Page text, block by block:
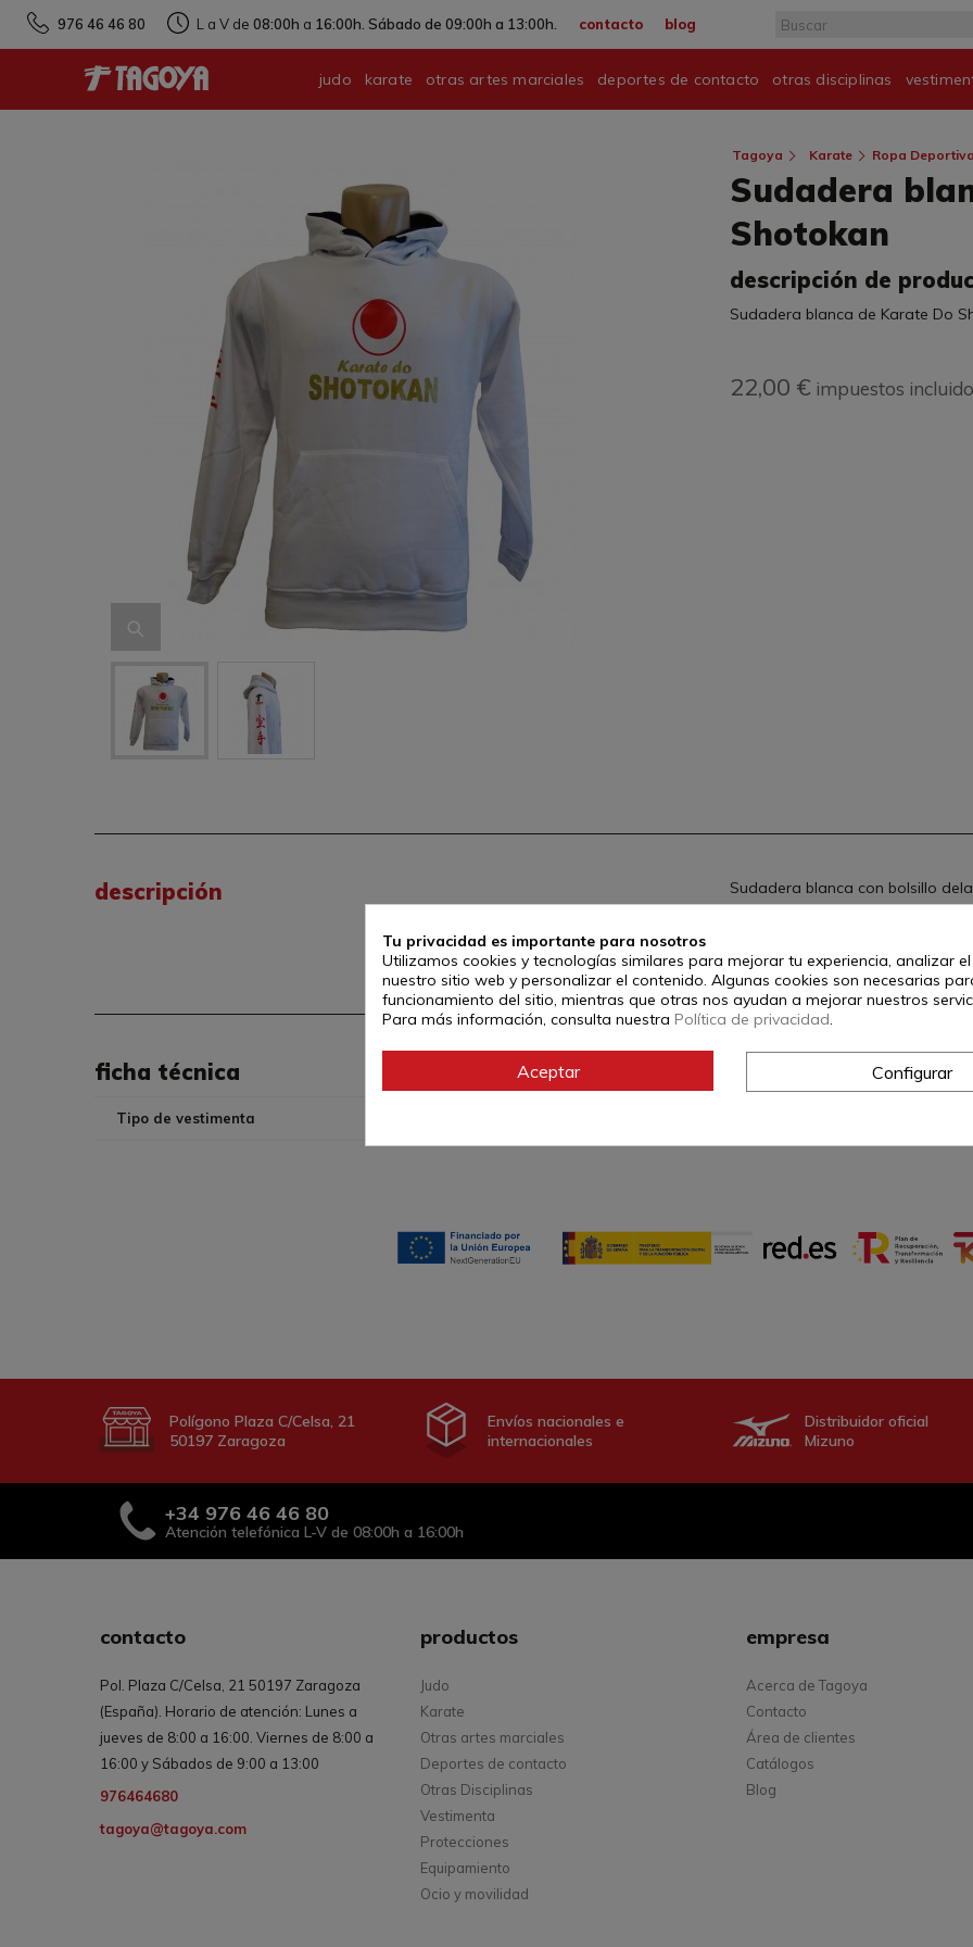
976 46 46 80 L a V de 08:00h a 16:00h. Sábado de 09:00h a 13:00h. contacto blog
judo karate otras artes marciales deportes de contacto otras disciplinas
Tagoya Karate Ropa
Sudadera
Shotokan
descripción de
Sudadera blanca de Karate Do
22,00 € impuestos
descripción
Sudadera blanca con bolsillo
Fabricada en España con felpa
Referencia:
012BKAS
ficha técnica
Tipo de vestimenta
Polígono Plaza C/Celsa, 21
50197 Zaragoza
Envíos nacionales e
internacionales
Distribuidor oficial
Mizuno
+34 976 46 46 80
Atención telefónica L-V de 08:00h a 16:00h
contacto
Pol. Plaza C/Celsa, 21 50197 Zaragoza
(España). Horario de atención: Lunes a
jueves de 8:00 a 16:00. Viernes de 8:00 a
16:00 y Sábados de 9:00 a 13:00
976464680
tagoya@tagoya.com
productos
Judo
Karate
Otras artes marciales
Deportes de contacto
Otras Disciplinas
Vestimenta
Protecciones
Equipamiento
Ocio y movilidad
empresa
Acerca de Tagoya
Contacto
Área de clientes
Catálogos
Blog
Tu privacidad es importante para nosotros
Utilizamos cookies y tecnologías similares para mejorar tu experiencia, analizar
nuestro sitio web y personalizar el contenido. Algunas cookies son necesarias
funcionamiento del sitio, mientras que otras nos ayudan a mejorar nuestros
Para más información, consulta nuestra Política de privacidad
Aceptar Configurar